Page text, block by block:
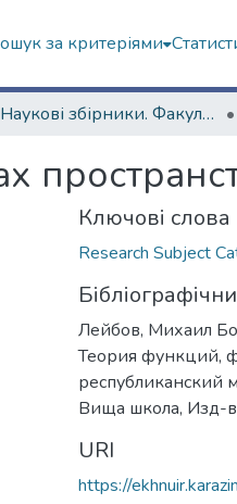
за критеріями
Наукові збірники. Факультет математики і інформатики
Ключові слова
Research Subject
Лейбов, Михаил
Теория функций,
республиканский
Вища школа, Изд-
URI
https://